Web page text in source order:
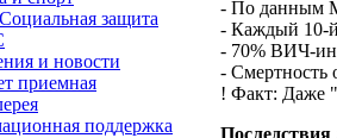
защита
и новости
приемная
поддержка
- По данным
- Каждый 10-й
- 70% ВИЧ-
- Смертность
! Факт: Даже